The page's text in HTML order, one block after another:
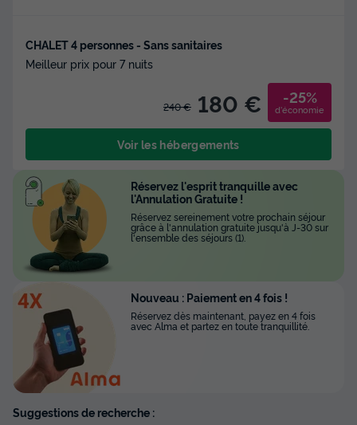
CHALET 4 personnes - Sans sanitaires
Meilleur prix pour 7 nuits
240 € 180 € -25%
d'économie
Voir les hébergements
Réservez l'esprit tranquille avec
l'Annulation Gratuite !
Réservez sereinement votre prochain séjour
grâce à l'annulation gratuite jusqu'à J-30 sur
l'ensemble des séjours (1).
Nouveau : Paiement en 4 fois !
Réservez dès maintenant, payez en 4 fois
avec Alma et partez en toute tranquillité.
Suggestions de recherche :